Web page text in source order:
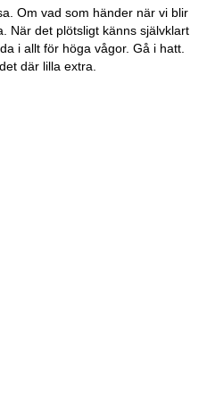
Om vad som händer när vi blir
När det plötsligt känns självklart
i allt för höga vågor. Gå i hatt.
där lilla extra.